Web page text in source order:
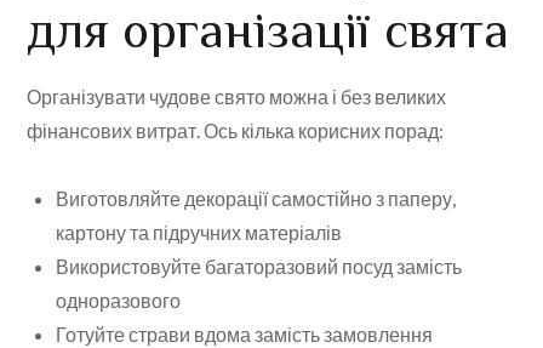
для організації свята
Організувати чудове свято можна і без великих
фінансових витрат. Ось кілька корисних порад:
Виготовляйте декорації самостійно з паперу,
картону та підручних матеріалів
Використовуйте багаторазовий посуд замість
одноразового
Готуйте страви вдома замість замовлення